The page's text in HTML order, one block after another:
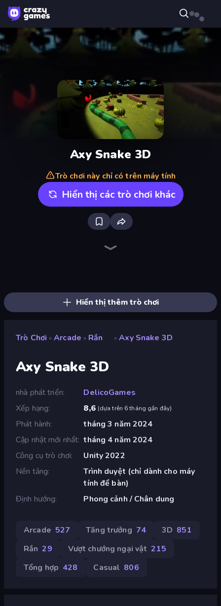
Axy Snake 3D
Trò chơi này chỉ có trên máy tính
Hiển thị các trò chơi khác
Hiển thị thêm trò chơi
Trò Chơi » Arcade » Rắn » Axy Snake 3D
Axy Snake 3D
nhà phát triển
DelicoGames
Xếp hạng
8,6 (dựa trên 6 tháng gần đây)
Phát hành
tháng 3 năm 2024
Cập nhật mới nhất tháng 4 năm 2024
Công cụ trò chơi
Unity 2022
Nền tảng
Trình duyệt (chỉ dành cho máy
tính để bàn)
Định hướng
Phong cảnh / Chân dung
Arcade 527 Tăng trưởng 74 3D 851
Rắn 29 Vượt chướng ngại vật 215
Tổng hợp 428 Casual 806